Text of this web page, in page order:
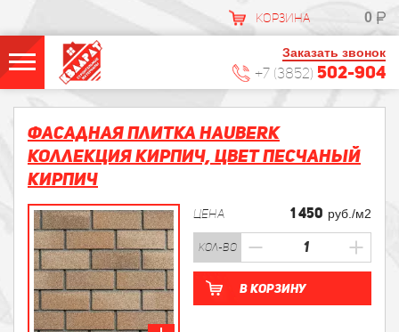
КОРЗИНА 0
Заказать звонок
+7 (3852) 502-904
Фасадная плитка HAUBERK
Коллекция Кирпич, цвет Песчаный
кирпич
ЦЕНА 1 450 руб./м2
кол-во
В корзину